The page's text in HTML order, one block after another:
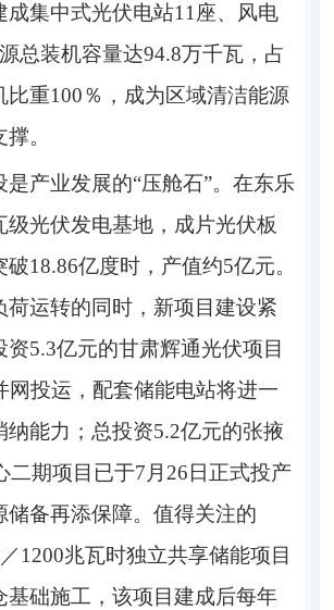
成集中式光伏电站11座、风电
总装机容量达94.8万千瓦，占
比重100％，成为区域清洁能源
。
是产业发展的“压舱石”。在东乐
级光伏发电基地，成片光伏板
18.86亿度时，产值约5亿元。
荷运转的同时，新项目建设紧
资5.3亿元的甘肃辉通光伏项目
网投运，配套储能电站将进一
纳能力；总投资5.2亿元的张掖
二期项目已于7月26日正式投产
储备再添保障。值得关注的
1200兆瓦时独立共享储能项目
基础施工，该项目建成后每年